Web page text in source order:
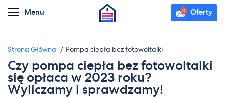
Menu Oferty
Strona Główna Pompa ciepła bez fotowoltaiki
Czy pompa ciepła bez fotowoltaiki
się opłaca w 2023 roku?
Wyliczamy i sprawdzamy!